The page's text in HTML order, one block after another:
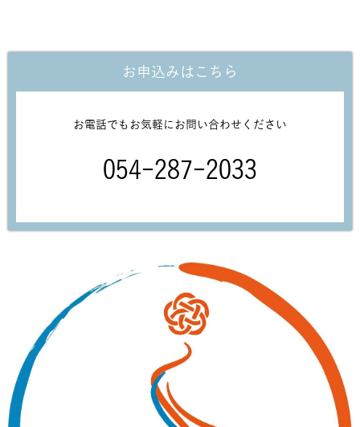
お申込みはこちら
お電話でもお気軽にお問い合わせください
054-287-2033